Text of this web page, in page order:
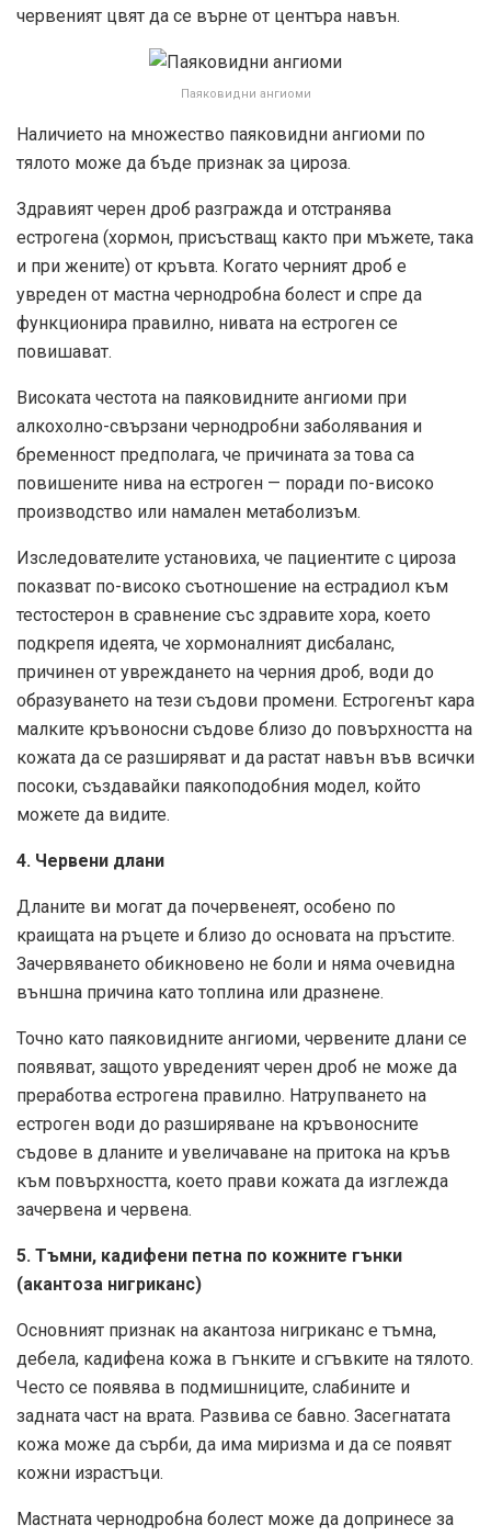
червеният цвят да се върне от центъра навън.
Паяковидни ангиоми
Наличието на множество паяковидни ангиоми по
тялото може да бъде признак за цироза.
Здравият черен дроб разгражда и отстранява
естрогена (хормон, присъстващ както при мъжете, така
и при жените) от кръвта. Когато черният дроб е
увреден от мастна чернодробна болест и спре да
функционира правилно, нивата на естроген се
повишават.
Високата честота на паяковидните ангиоми при
алкохолно-свързани чернодробни заболявания и
бременност предполага, че причината за това са
повишените нива на естроген — поради по-високо
производство или намален метаболизъм.
Изследователите установиха, че пациентите с цироза
показват по-високо съотношение на естрадиол към
тестостерон в сравнение със здравите хора, което
подкрепя идеята, че хормоналният дисбаланс,
причинен от увреждането на черния дроб, води до
образуването на тези съдови промени. Естрогенът кара
малките кръвоносни съдове близо до повърхността на
кожата да се разширяват и да растат навън във всички
посоки, създавайки паякоподобния модел, който
можете да видите.
4. Червени длани
Дланите ви могат да почервенеят, особено по
краищата на ръцете и близо до основата на пръстите.
Зачервяването обикновено не боли и няма очевидна
външна причина като топлина или дразнене.
Точно като паяковидните ангиоми, червените длани се
появяват, защото увреденият черен дроб не може да
преработва естрогена правилно. Натрупването на
естроген води до разширяване на кръвоносните
съдове в дланите и увеличаване на притока на кръв
към повърхността, което прави кожата да изглежда
зачервена и червена.
5. Тъмни, кадифени петна по кожните гънки
(акантоза нигриканс)
Основният признак на акантоза нигриканс е тъмна,
дебела, кадифена кожа в гънките и сгъвките на тялото.
Често се появява в подмишниците, слабините и
задната част на врата. Развива се бавно. Засегнатата
кожа може да сърби, да има миризма и да се появят
кожни израстъци.
Мастната чернодробна болест може да допринесе за